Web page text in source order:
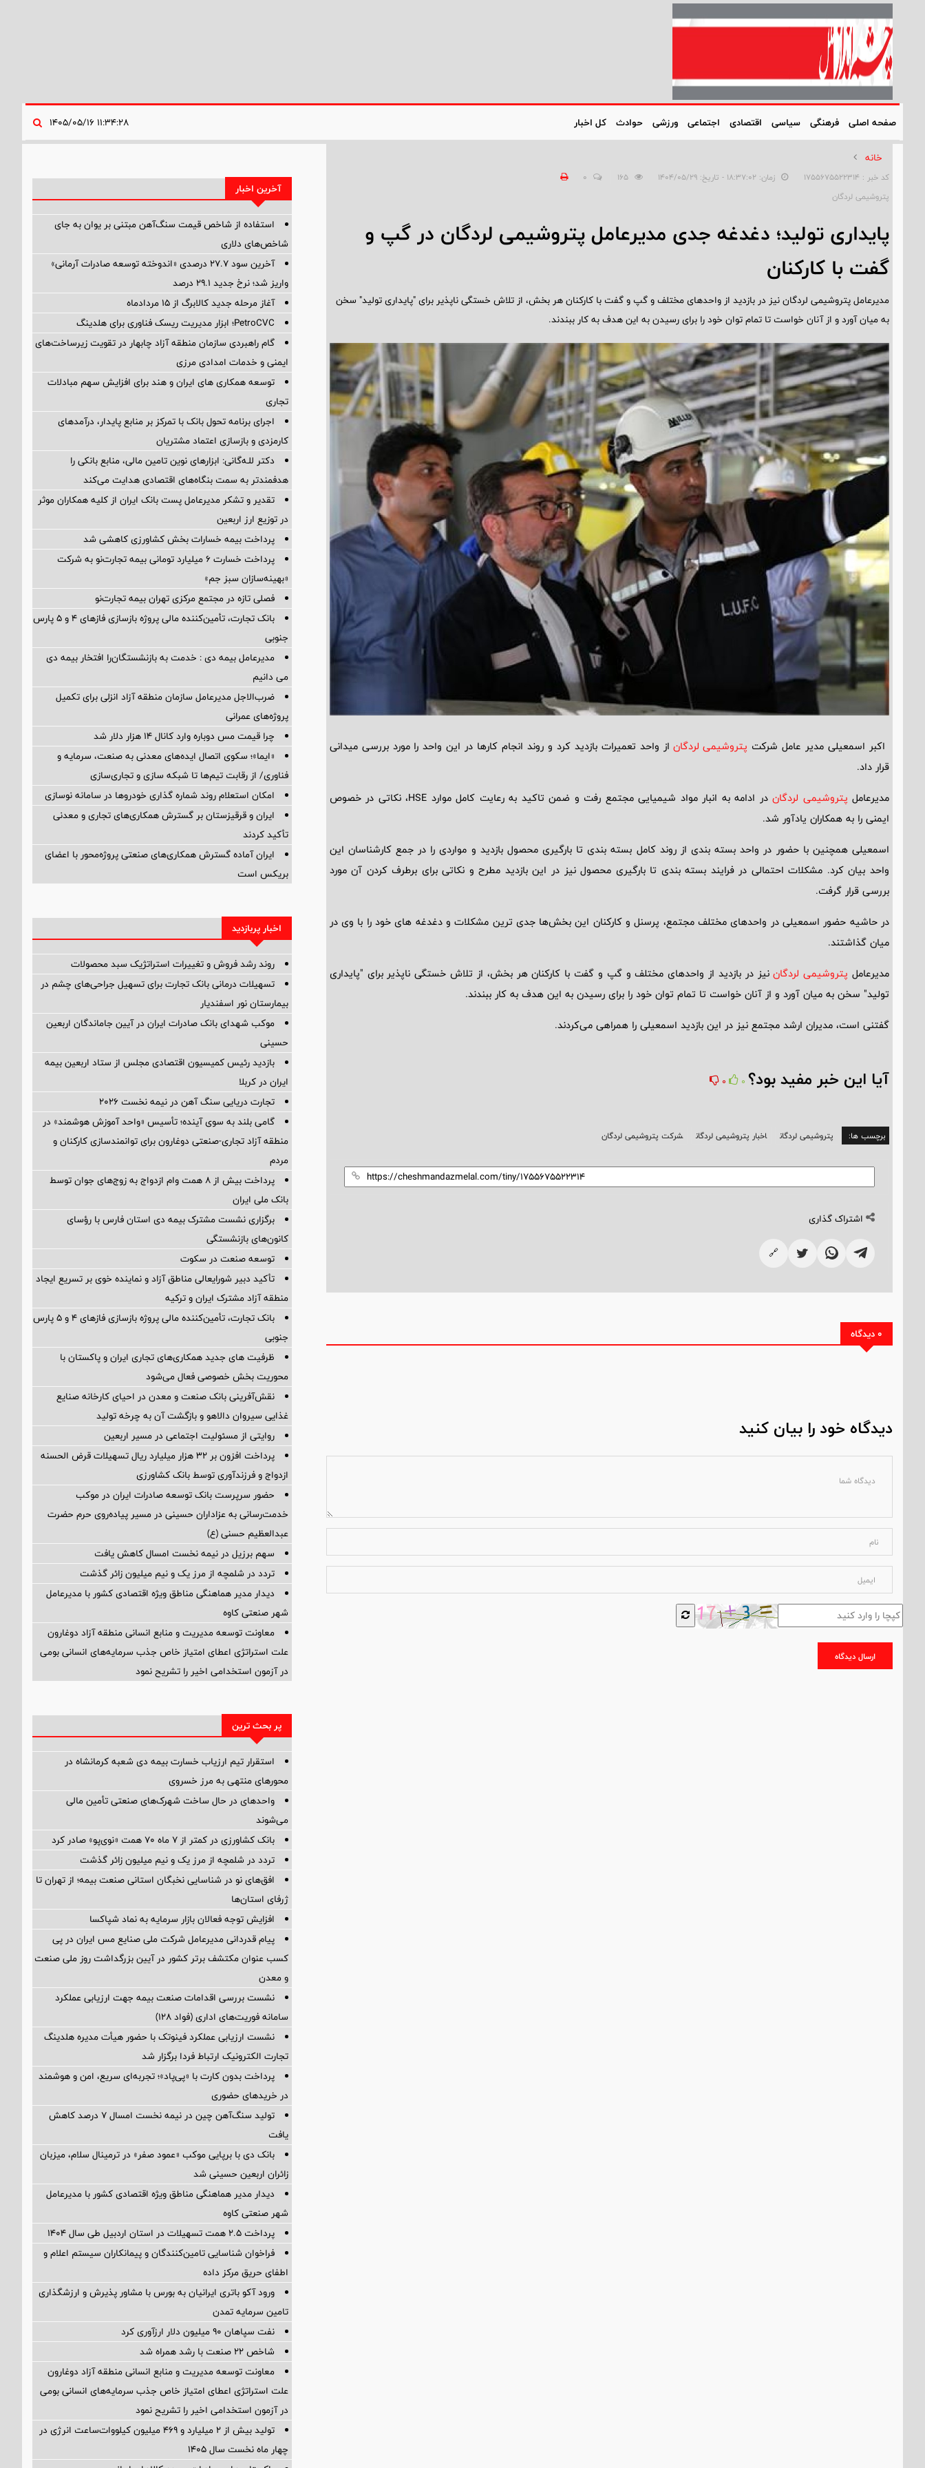
صفحه اصلی فرهنگی سیاسی اقتصادی اجتماعی ورزشی حوادث کل اخبار
خانه
کد خبر : 1755675522314 زمان: ۱۸:۳۷:۰۲ - تاریخ: ۱۴۰۴/۰۵/۲۹
0
پتروشیمی لردگان
پایداری تولید؛ دغدغه جدی مدیرعامل پتروشیمی لردگان در گپ و
گفت با کارکنان
مدیرعامل پتروشیمی لردگان نیز در بازدید از واحدهای مختلف و گپ و گفت با کارکنان هر بخش، از تلاش خستگی ناپذیر برای "پایداری تولید" سخن
به میان آورد و از آنان خواست تا تمام توان خود را برای رسیدن به این هدف به کار ببندند.
اکبر اسمعیلی مدیر عامل شرکت پتروشیمی لردگان از واحد تعمیرات بازدید کرد و روند انجام کارها در این واحد را مورد بررسی میدانی
قرار داد.
مدیرعامل پتروشیمی لردگان
در ادامه به انبار مواد شیمیایی مجتمع رفت و ضمن تاکید به رعایت کامل موارد HSE، نکاتی در خصوص
ایمنی را به همکاران یادآور شد.
اسمعیلی همچنین با حضور در واحد بسته بندی از روند کامل بسته بندی تا بارگیری محصول بازدید و مواردی را در جمع کارشناسان این
واحد بیان کرد. مشکلات احتمالی در فرایند بسته بندی تا بارگیری محصول نیز در این بازدید مطرح و نکاتی برای برطرف کردن آن مورد
بررسی قرار گرفت.
در حاشیه حضور اسمعیلی در واحدهای مختلف مجتمع، پرسنل و کارکنان این بخش‌ها جدی ترین مشکلات و دغدغه های خود را با وی در
میان گذاشتند.
مدیرعامل پتروشیمی لردگاننیز در بازدید از واحدهای مختلف و گپ و گفت با کارکنان هر بخش، از تلاش خستگی ناپذیر برای "پایداری
تولید" سخن به میان آورد و از آنان خواست تا تمام توان خود را برای رسیدن به این هدف به کار ببندند.
گفتنی است، مدیران ارشد مجتمع نیز در این بازدید اسمعیلی را همراهی می‌کردند.
آیا این خبر مفید بود؟ 0
0
برچسب ها: پتروشیمی لردگان اخبار پتروشیمی لردگان شرکت پتروشیمی لردگان
اشتراک گذاری
🔗
0 دیدگاه
دیدگاه خود را بیان کنید
ارسال دیدگاه
آخرین اخبار
استفاده از شاخص قیمت سنگ‌آهن مبتنی بر یوان به جای
شاخص‌های دلاری
آخرین سود ۲۷.۷ درصدی «اندوخته توسعه صادرات آرمانی»
واریز شد؛ نرخ جدید ۲۹.۱ درصد
آغاز مرحله جدید کالابرگ از ۱۵ مردادماه
PetroCVC؛ ابزار مدیریت ریسک فناوری برای هلدینگ
گام راهبردی سازمان منطقه آزاد چابهار در تقویت زیرساخت‌های
ایمنی و خدمات امدادی مرزی
توسعه همکاری های ایران و هند برای افزایش سهم مبادلات
تجاری
اجرای برنامه تحول بانک با تمرکز بر منابع پایدار، درآمدهای
کارمزدی و بازسازی اعتماد مشتریان
دکتر للـه‌گانی: ابزارهای نوین تامین مالی، منابع بانکی را
هدفمندتر به سمت بنگاه‌های اقتصادی هدایت می‌کند
تقدیر و تشکر مدیرعامل پست بانک ایران از کلیه همکاران موثر
در توزیع ارز اربعین
پرداخت بیمه خسارات بخش کشاورزی کاهشی شد
پرداخت خسارت ۶ میلیارد تومانی بیمه تجارت‌نو به شرکت
«بهینه‌سازان سبز جم»
فصلی تازه در مجتمع مرکزی تهران بیمه تجارت‌نو
بانک تجارت، تأمین‌کننده مالی پروژه بازسازی فازهای ۴ و ۵ پارس
جنوبی
مدیرعامل بیمه دی : خدمت به بازنشستگان‌را افتخار بیمه دی
می دانیم
ضرب‌الاجل مدیرعامل سازمان منطقه آزاد انزلی برای تكمیل
پروژه‌های عمرانی
چرا قیمت مس دوباره وارد کانال ۱۴ هزار دلار شد
«ایما»؛ سکوی اتصال ایده‌های معدنی به صنعت، سرمایه و
فناوری/ از رقابت تیم‌ها تا شبکه سازی و تجاری‌سازی
امکان استعلام روند شماره گذاری خودروها در سامانه نوسازی
ایران و قرقیزستان بر گسترش همکاری‌های تجاری و معدنی
تأکید کردند
ایران آماده گسترش همکاری‌های صنعتی پروژه‌محور با اعضای
بریکس است
اخبار پربازدید
روند رشد فروش و تغییرات استراتژیک سبد محصولات
تسهیلات درمانی بانک تجارت برای تسهیل جراحی‌های چشم در
بیمارستان نور اسفندیار
موکب شهدای بانک صادرات ایران در آیین جاماندگان اربعین
حسینی
بازدید رئیس کمیسیون اقتصادی مجلس از ستاد اربعین بیمه
ایران در کربلا
تجارت دریایی سنگ آهن در نیمه نخست ۲۰۲۶
گامی بلند به سوی آینده؛ تأسیس «واحد آموزش هوشمند» در
منطقه آزاد تجاری-صنعتی دوغارون برای توانمندسازی کارکنان و
مردم
پرداخت بیش از ۸ همت وام ازدواج به زوج‌های جوان توسط
بانک ملی ایران
برگزاری نشست مشترک بیمه دی استان فارس با رؤسای
کانون‌های بازنشستگی
توسعه صنعت در سکوت
تأکید دبیر شورایعالی مناطق آزاد و نماینده خوی بر تسریع ایجاد
منطقه آزاد مشترک ایران و ترکیه
بانک تجارت، تأمین‌کننده مالی پروژه بازسازی فازهای ۴ و ۵ پارس
جنوبی
ظرفیت های جدید همکاری‌های تجاری ایران و پاکستان با
محوریت بخش خصوصی فعال می‌شود
نقش‌آفرینی بانک صنعت و معدن در احیای کارخانه صنایع
غذایی سیروان دالاهو و بازگشت آن به چرخه تولید
روایتی از مسئولیت اجتماعی در مسیر اربعین
پرداخت افزون بر 32 هزار میلیارد ریال تسهیلات قرض الحسنه
ازدواج و فرزندآوری توسط بانک کشاورزی
حضور سرپرست بانک توسعه صادرات ایران در موکب
خدمت‌رسانی به عزاداران حسینی در مسیر پیاده‌روی حرم حضرت
عبدالعظیم حسنی (ع)
سهم برزیل در نیمه نخست امسال کاهش یافت
تردد در شلمچه از مرز یک و نیم میلیون زائر گذشت
دیدار مدیر هماهنگی مناطق ویژه اقتصادی کشور با مدیرعامل
شهر صنعتی کاوه
معاونت توسعه مدیریت و منابع انسانی منطقه آزاد دوغارون
علت استراتژی اعطای امتیاز خاص جذب سرمایه‌های انسانی بومی
در آزمون استخدامی اخیر را تشریح نمود
پر بحث ترین
استقرار تیم ارزیاب خسارت بیمه دی شعبه کرمانشاه در
محورهای منتهی به مرز خسروی
واحدهای در حال ساخت شهرک‌های صنعتی تأمین مالی
می‌شوند
بانک کشاورزی در کمتر از ۷ ماه ۷۰ همت «نوی‌پو» صادر کرد
تردد در شلمچه از مرز یک و نیم میلیون زائر گذشت
افق‌های نو در شناسایی نخبگان استانی صنعت بیمه؛ از تهران تا
ژرفای استان‌ها
افزایش توجه فعالان بازار سرمایه به نماد شپاکسا
پیام قدردانی مدیرعامل شرکت ملی صنایع مس ایران در پی
کسب عنوان مکتشف برتر کشور در آیین بزرگداشت روز ملی صنعت
و معدن
نشست بررسی اقدامات صنعت بیمه جهت ارزیابی عملکرد
سامانه فوریت‌های اداری (فواد ۱۲۸)
نشست ارزیابی عملکرد فینوتک با حضور هیأت‌ مدیره هلدینگ
تجارت الکترونیک ارتباط فردا برگزار شد
پرداخت بدون کارت با «پی‌پاد»؛ تجربه‌ای سریع، امن و هوشمند
در خریدهای حضوری
تولید سنگ‌آهن چین در نیمه نخست امسال ۷ درصد کاهش
یافت
بانک دی با برپایی موکب «عمود صفر» در ترمینال سلام، میزبان
زائران اربعین حسینی شد
دیدار مدیر هماهنگی مناطق ویژه اقتصادی کشور با مدیرعامل
شهر صنعتی کاوه
پرداخت ۲.۵ همت تسهیلات در استان اردبیل طی سال ۱۴۰۴
فراخوان شناسایی تامین‌کنندگان و پیمانکاران سیستم اعلام و
اطفای حریق مرکز داده
ورود آکو باتری ایرانیان به بورس با مشاور پذیرش و ارزشگذاری
تامین سرمایه تمدن
نفت سپاهان ۹۰ میلیون دلار ارزآوری کرد
شاخص ۲۲ صنعت با رشد همراه شد
معاونت توسعه مدیریت و منابع انسانی منطقه آزاد دوغارون
علت استراتژی اعطای امتیاز خاص جذب سرمایه‌های انسانی بومی
در آزمون استخدامی اخیر را تشریح نمود
تولید بیش از ۲ میلیارد و ۴۶۹ میلیون کیلووات‌ساعت انرژی در
چهار ماه نخست سال ۱۴۰۵